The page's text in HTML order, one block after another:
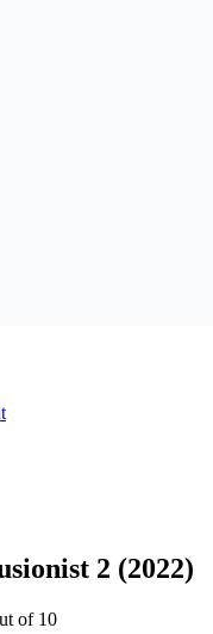
2 (2022)
of 10